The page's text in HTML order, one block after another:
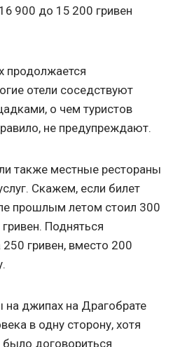
900 до 15 200 гривен
продолжается
отели соседствуют
о чем туристов
не предупреждают.
также местные рестораны
Скажем, если билет
прошлым летом стоил 300
Подняться
гривен, вместо 200
на джипах на Драгобрате
в одну сторону, хотя
договориться